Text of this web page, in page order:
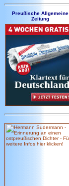
Preußische Allgemeine
Zeitung